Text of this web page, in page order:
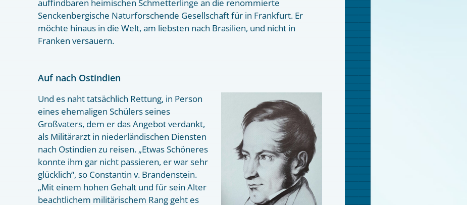
auffindbaren heimischen Schmetterlinge an die renommierte
Senckenbergische Naturforschende Gesellschaft für in Frankfurt. Er
möchte hinaus in die Welt, am liebsten nach Brasilien, und nicht in
Franken versauern.
Auf nach Ostindien
Und es naht tatsächlich Rettung, in Person
eines ehemaligen Schülers seines
Großvaters, dem er das Angebot verdankt,
als Militärarzt in niederländischen Diensten
nach Ostindien zu reisen. „Etwas Schöneres
konnte ihm gar nicht passieren, er war sehr
glücklich“, so Constantin v. Brandenstein.
„Mit einem hohen Gehalt und für sein Alter
beachtlichem militärischem Rang geht es